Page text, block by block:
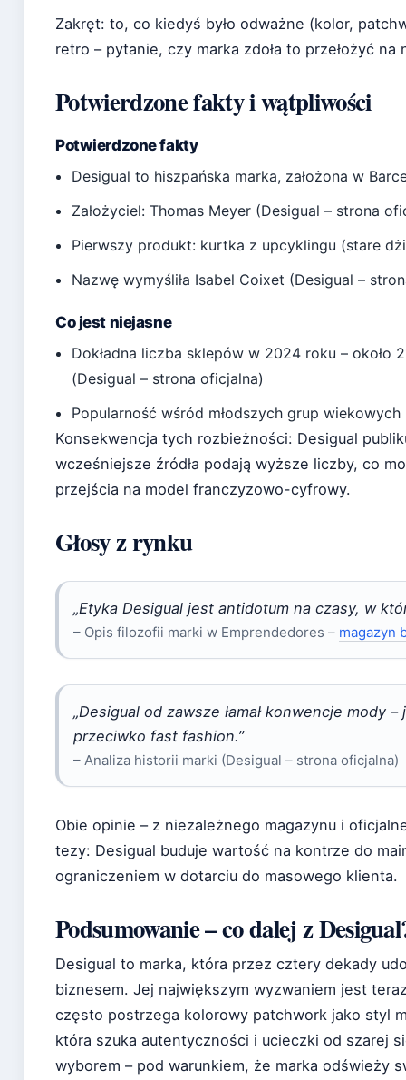
Zakręt: to, co kiedyś było odważne (kolor,
retro – pytanie, czy marka zdoła to przełożyć na
Potwierdzone fakty i wątpliwości
Potwierdzone fakty
Desigual to hiszpańska marka, założona w
Założyciel: Thomas Meyer (Desigual – strona
Pierwszy produkt: kurtka z upcyklingu (stare
Nazwę wymyśliła Isabel Coixet (Desigual –
Co jest niejasne
Dokładna liczba sklepów w 2024 roku – około
(Desigual – strona oficjalna)
Popularność wśród młodszych grup
Konsekwencja tych rozbieżności: Desigual
wcześniejsze źródła podają wyższe liczby, co
przejścia na model franczyzowo-cyfrowy.
Głosy z rynku
„Etyka Desigual jest antidotum na czasy, w
– Opis filozofii marki w Emprendedores – magazyn
„Desigual od zawsze łamał konwencje mody
przeciwko fast fashion.”
– Analiza historii marki (Desigual – strona oficjalna)
Obie opinie – z niezależnego magazynu i
tezy: Desigual buduje wartość na kontrze do
ograniczeniem w dotarciu do masowego klienta.
Podsumowanie – co dalej z
Desigual to marka, która przez cztery dekady
biznesem. Jej największym wyzwaniem jest
często postrzega kolorowy patchwork jako styl
która szuka autentyczności i ucieczki od szarej
wyborem – pod warunkiem, że marka odświeży